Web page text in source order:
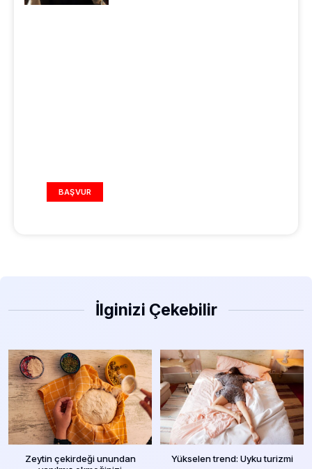
BAŞVUR
İlginizi Çekebilir
Zeytin çekirdeği unundan
Yükselen trend: Uyku turizmi